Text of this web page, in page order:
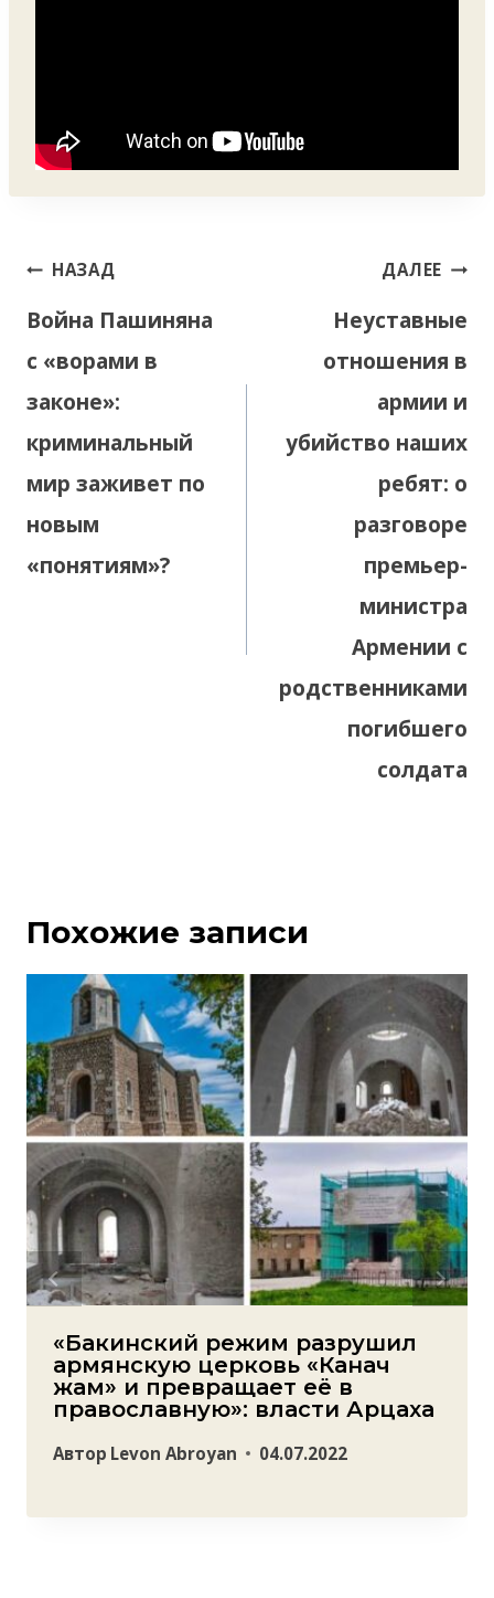
Навигация
записям
НАЗАД
Война Пашиняна
с «ворами в
законе»:
криминальный
мир заживет по
новым
«понятиям»?
ДАЛЕЕ
Неуставные
отношения в
армии и
убийство наших
ребят: о
разговоре
премьер-
министра
Армении с
родственниками
погибшего
солдата
Похожие записи
«Бакинский режим разрушил
армянскую церковь «Канач
жам» и превращает её в
православную»: власти Арцаха
Автор Levon Abroyan 04.07.2022